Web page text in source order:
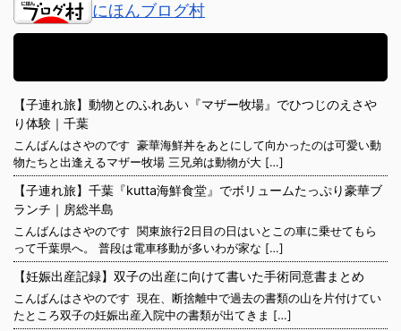
にほんブログ村
【子連れ旅】動物とのふれあい『マザー牧場』でひつじのえさや
り体験｜千葉
こんばんはさやのです 豪華海鮮丼をあとにして向かったのは可愛い動
物たちと出逢えるマザー牧場 三兄弟は動物が大 […]
【子連れ旅】千葉『kutta海鮮食堂』でボリュームたっぷり豪華ブ
ランチ｜房総半島
こんばんはさやのです 関東旅行2日目の日はいとこの車に乗せてもら
って千葉県へ。 普段は電車移動が多いわが家な […]
【妊娠出産記録】双子の出産に向けて書いた手術同意書まとめ
こんばんはさやのです 現在、断捨離中で過去の書類の山を片付けてい
たところ双子の妊娠出産入院中の書類が出てきま […]